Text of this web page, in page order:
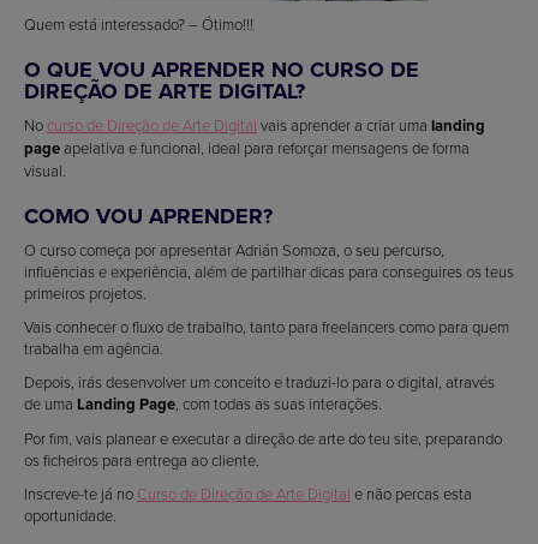
Quem está interessado? – Ótimo!!!
O QUE VOU APRENDER NO CURSO DE
DIREÇÃO DE ARTE DIGITAL?
No curso de Direção de Arte Digital vais aprender a criar uma landing
pageapelativa e funcional, ideal para reforçar mensagens de forma
visual.
COMO VOU APRENDER?
O curso começa por apresentar Adrián Somoza, o seu percurso,
influências e experiência, além de partilhar dicas para conseguires os teus
primeiros projetos.
Vais conhecer o fluxo de trabalho, tanto para freelancers como para quem
trabalha em agência.
Depois, irás desenvolver um conceito e traduzi-lo para o digital, através
de uma Landing Page, com todas as suas interações.
Por fim, vais planear e executar a direção de arte do teu site, preparando
os ficheiros para entrega ao cliente.
Inscreve-te já no Curso de Direção de Arte Digital e não percas esta
oportunidade.